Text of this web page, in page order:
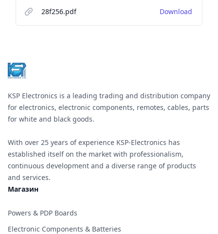
28f256.pdf Download
KSP Electronics is a leading trading and distribution company
for electronics, electronic components, remotes, cables, parts
for white and black goods.
With over 25 years of experience KSP-Electronics has
established itself on the market with professionalism,
continuous development and a diverse range of products
and services.
Магазин
Powers & PDP Boards
Electronic Components & Batteries